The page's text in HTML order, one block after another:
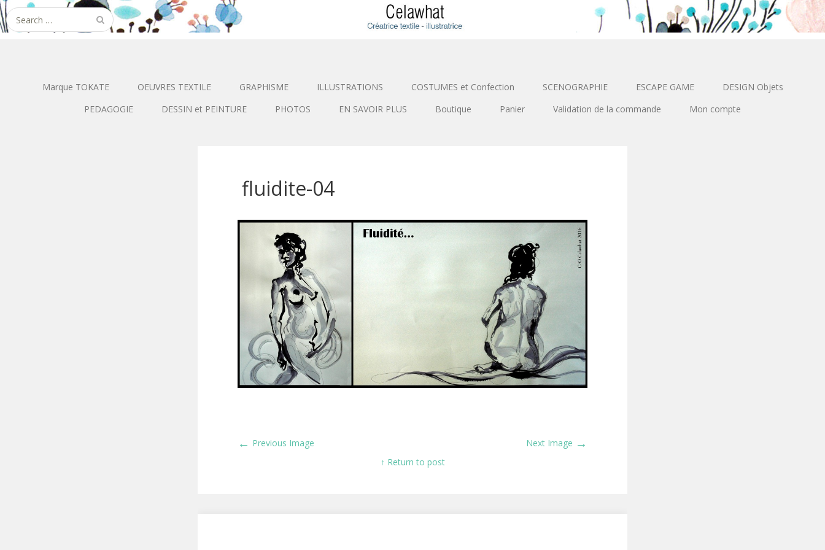
Search
for:
Marque TOKATE OEUVRES TEXTILE GRAPHISME ILLUSTRATIONS COSTUMES et Confection SCENOGRAPHIE ESCAPE GAME
DESIGN Objets
PEDAGOGIE
DESSIN et PEINTURE PHOTOS EN SAVOIR PLUS Boutique Panier Validation de la commande Mon compte
fluidite-04
← Previous Image Next Image →
↑ Return to post